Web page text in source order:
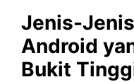
Jenis-
Android
Bukit